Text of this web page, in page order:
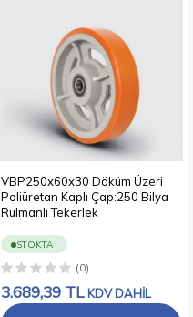
VBP250x60x30 Döküm Üzeri
Poliüretan Kaplı Çap:250 Bilya
Rulmanlı Tekerlek
STOKTA
(0)
3.689,39 TL KDV DAHİL